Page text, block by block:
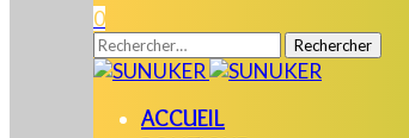
0
Rechercher :
ACCUEIL